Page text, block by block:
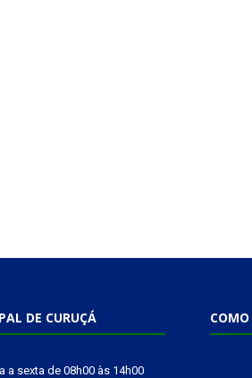
DE CURUÇÁ
a sexta de 08h00 às 14h00
COMO